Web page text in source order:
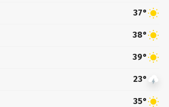
37°
38°
39°
23°
35°